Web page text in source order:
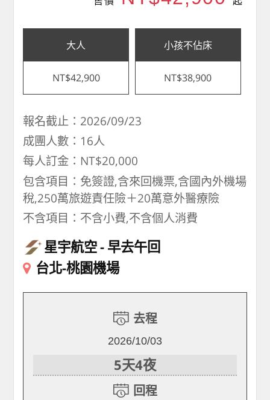
大人
NT$42,900
小孩不佔床
NT$38,900
報名截止：2026/09/23
成團人數：16人
每人訂金：NT$20,000
包含項目：免簽證,含來回機票,含國內外機場
稅,250萬旅遊責任險＋20萬意外醫療險
不含項目：不含小費,不含個人消費
星宇航空 早去午回
台北-桃園機場
去程
2026/10/03
5天4夜
回程